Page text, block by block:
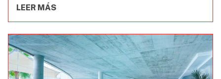
LEER MÁS